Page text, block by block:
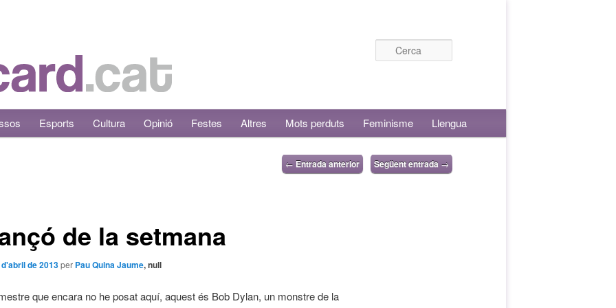
Esports Cultura Opinió Festes Altres Mots perduts Feminisme Llengua
← Entrada anterior Següent entrada →
de la setmana
de 2013per Pau Quina Jaume, null
que encara no he posat aquí, aquest és Bob Dylan, un monstre de la